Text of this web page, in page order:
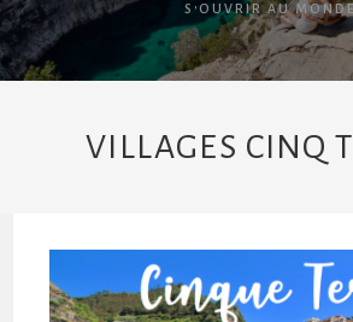
S'OUVRIR AU
VILLAGES CINQ